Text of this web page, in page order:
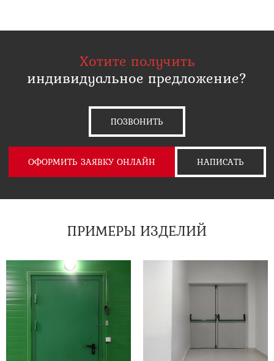
Хотите получить
индивидуальное предложение?
ПОЗВОНИТЬ
ОФОРМИТЬ ЗАЯВКУ ОНЛАЙН НАПИСАТЬ
ПРИМЕРЫ ИЗДЕЛИЙ